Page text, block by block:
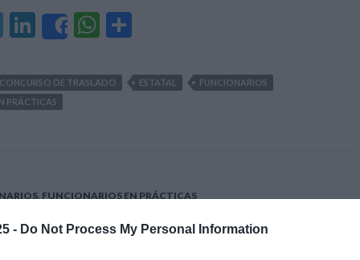
- Do Not Process My Personal Information
T
e
gr
Li
n
ke
dI
Share
W
at
s
m
p
CONCURSO DE TRASLADO ESTATAL
FUNCIONARIOS
PRÁCTICAS
, FUNCIONARIOS EN PRÁCTICAS
CONSTATA QUE